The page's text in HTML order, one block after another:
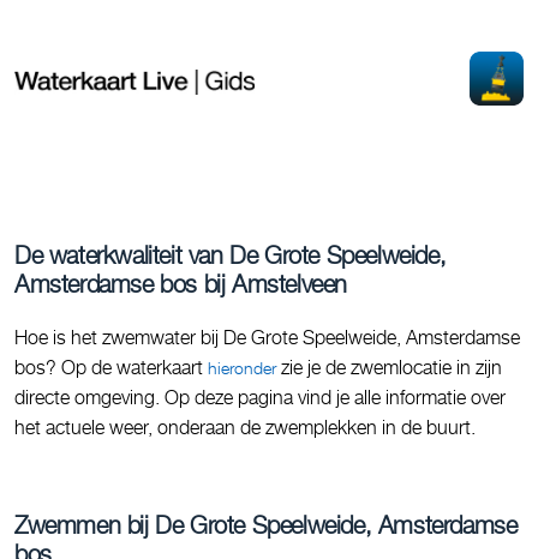
De waterkwaliteit van De Grote Speelweide,
Amsterdamse bos bij Amstelveen
Hoe is het zwemwater bij De Grote Speelweide, Amsterdamse
bos? Op de waterkaart hieronderzie je de zwemlocatie in zijn
directe omgeving. Op deze pagina vind je alle informatie over
het actuele weer, onderaan de zwemplekken in de buurt.
Zwemmen bij De Grote Speelweide, Amsterdamse